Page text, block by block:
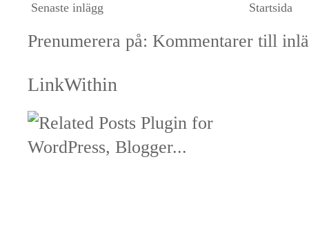
Senaste inlägg Startsida
Prenumerera på: Kommentarer till
LinkWithin